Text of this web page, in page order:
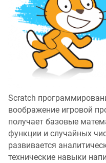
Scratch
воображение игровой
получает базовые
функции и случайных
развивается
технические навыки